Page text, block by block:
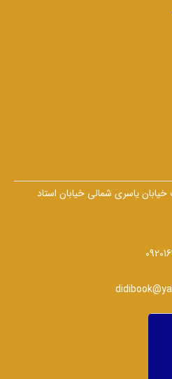
خیابان یاسری شمالی خیابان استاد